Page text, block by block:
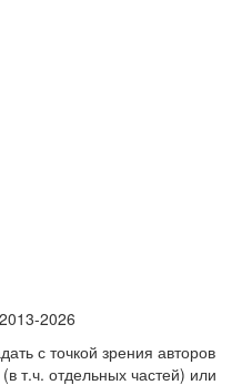
2026
с точкой зрения авторов
т.ч. отдельных частей) или